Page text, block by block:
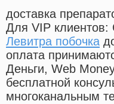
доставка
Для VIP клиентов:
Левитра побочка
оплата
Деньги, Web
бесплатной
многоканальным